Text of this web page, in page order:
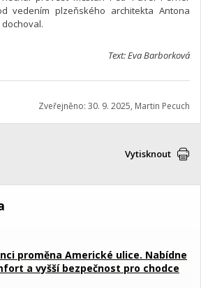
vedením plzeňského architekta Antona
Text: Eva Barborková
Zveřejněno: 30. 9. 2025, Martin Pecuch
Vytisknout
proměna Americké ulice. Nabídne
a vyšší bezpečnost pro chodce